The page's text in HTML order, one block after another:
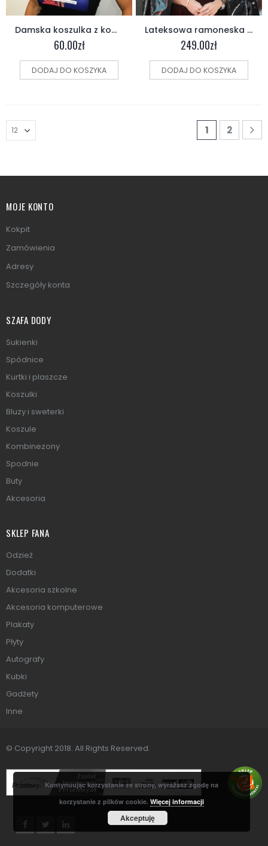
Damska koszulka z komiksem
60.00zł
DODAJ DO KOSZYKA
Lateksowa ramoneska (unisex)
249.00zł
DODAJ DO KOSZYKA
1 2
MOJE KONTO
Kokpit
Zamówienia
Adresy
Szczegóły konta
SZAFA DODY
Sukienki
Spódnice
Kurtki i plaszcze
Koszulki
Bluzy i sweterki
Koszule
Kombinezony
Spodnie
Buty
Akcesoria
SKLEP FANA
Odzież
Dodatki
Akcesoria szkolne
Akcesoria komputerowe
Plakaty
Płyty
Autografy
Kubki
Gadżety
Inne
© Copyright 2018. All Rights Reserved.
Kontynuując korzystanie ze strony, wyrażasz zgodę na
korzystanie z plików cookie.Więcej informacji
Akceptuję